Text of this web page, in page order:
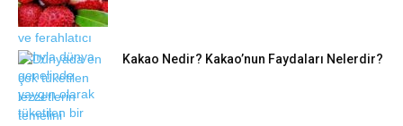
Kakao Nedir? Kakao’nun Faydaları Nelerdir?